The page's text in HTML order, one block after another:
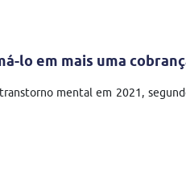
lo em mais uma
mental em 2021,